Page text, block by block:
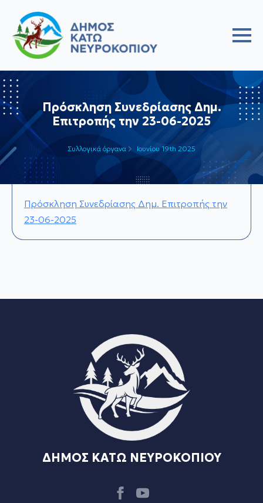
Πρόσκληση Συνεδρίασης Δημ.
Επιτροπής την 23-06-2025
Συλλογικά όργανα Ιουνίου 19th 2025
Πρόσκληση Συνεδρίασης Δημ. Επιτροπής την
23-06-2025
ΔΗΜΟΣ ΚΑΤΩ ΝΕΥΡΟΚΟΠΙΟΥ